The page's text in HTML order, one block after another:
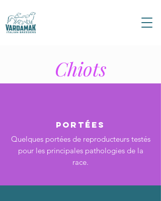
Chiots
Portées
Quelques portées de reproducteurs testés
pour les principales pathologies de la
race.